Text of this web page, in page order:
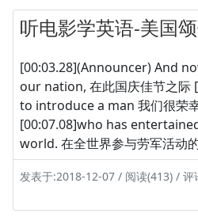
听电影学英语-美国
[00:03.28](Announcer) And
our nation, 在此国庆佳节之
to introduce a man 我们很荣
[00:07.08]who has
world. 在全世界参与劳军活动
发表于:2018-12-07 / 阅读(413) / 评